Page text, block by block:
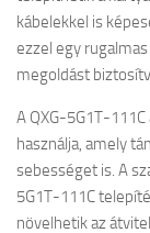
kábelekkel is
ezzel egy
megoldást
A QXG-5G1T-
használja, amely
sebességet is. A
5G1T-111C
növelhetik az